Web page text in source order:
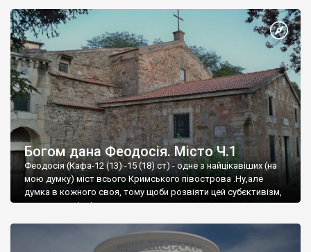
Богом дана Феодосія. Місто Ч.1
Феодосія (Кафа-12 (13) -15 (18) ст) - одне з найцікавіших (на
мою думку) міст всього Кримського півострова .Ну,але
думка в кожного своя, тому щоби розвіяти цей субєктивізм,
запрошую відвідати це